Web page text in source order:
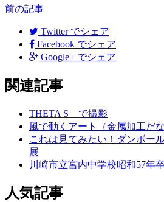
前
事
ク
前の記事
Twitterでシェア
Facebook でシェア
Google+ でシェア
関連記事
THETA S で撮影
風で動くアート（金属加工だな
これは見てみたい！ダンボー
展
川崎市立宮内中学校昭和57年
人気記事